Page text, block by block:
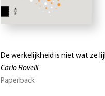
De werkelijkheid is niet wat ze
Carlo Rovelli
Paperback